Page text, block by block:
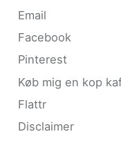
Email
Facebook
Pinterest
Køb mig en kop
Flattr
Disclaimer